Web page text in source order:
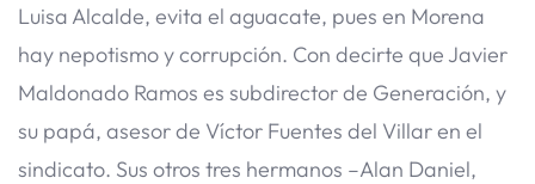
Luisa Alcalde, evita el aguacate, pues en Morena
hay nepotismo y corrupción. Con decirte que Javier
Maldonado Ramos es subdirector de Generación, y
su papá, asesor de Víctor Fuentes del Villar en el
sindicato. Sus otros tres hermanos –Alan Daniel,